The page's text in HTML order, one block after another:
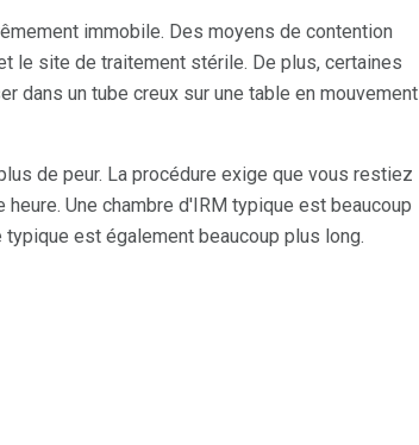
immobile. Des moyens de contention
le site de traitement stérile. De plus, certaines
dans un tube creux sur une table en mouvement
de peur. La procédure exige que vous restiez
Une chambre d'IRM typique est beaucoup
est également beaucoup plus long.